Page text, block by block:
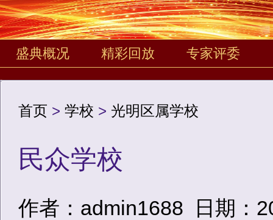
盛典概况 精彩回放 专家评委
首页 > 学校 > 光明区属学校
民众学校
作者：admin1688 日期：